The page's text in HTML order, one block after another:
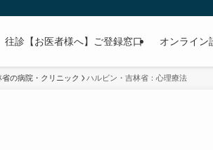
往診【お医者様へ】ご登録窓口 オンライン
の病院・クリニック ハルビン・吉林省：心理療法